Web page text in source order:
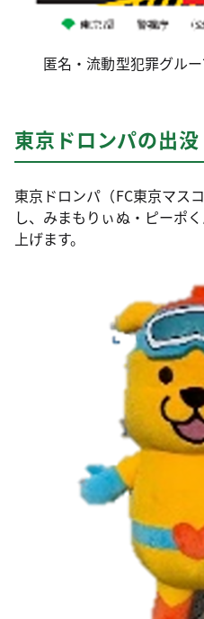
匿名・流動型犯罪グル
東京ドロンパの出没
東京ドロンパ（FC東京マス
し、みまもりぃぬ・ピーポ
上げます。